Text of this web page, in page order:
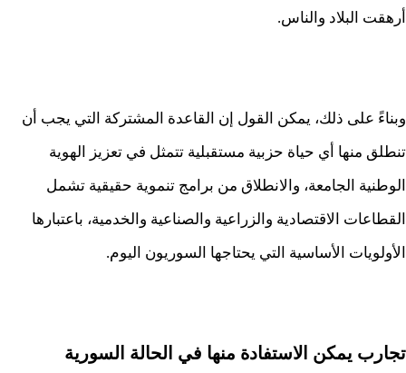
أرهقت البلاد والناس.
وبناءً على ذلك، يمكن القول إن القاعدة المشتركة التي يجب أن
تنطلق منها أي حياة حزبية مستقبلية تتمثل في تعزيز الهوية
الوطنية الجامعة، والانطلاق من برامج تنموية حقيقية تشمل
القطاعات الاقتصادية والزراعية والصناعية والخدمية، باعتبارها
الأولويات الأساسية التي يحتاجها السوريون اليوم.
تجارب يمكن الاستفادة منها في الحالة السورية